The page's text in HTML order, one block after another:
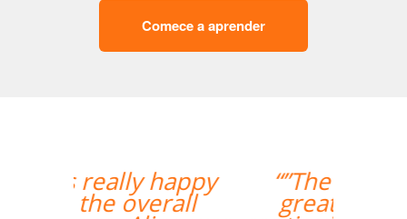
Comece a aprender
“”The lesson went
great! We will be